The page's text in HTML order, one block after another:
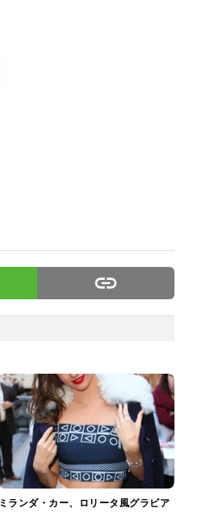
ミランダ・カー、ロリータ風グラビア